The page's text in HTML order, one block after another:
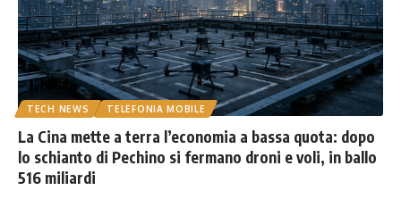
TECH NEWS TELEFONIA MOBILE
La Cina mette a terra l’economia a bassa quota: dopo
lo schianto di Pechino si fermano droni e voli, in ballo
516 miliardi